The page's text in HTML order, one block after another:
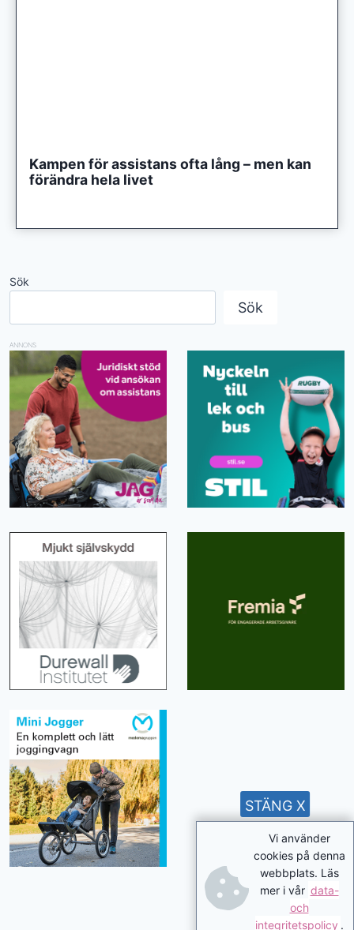
Kampen för assistans ofta lång – men kan
förändra hela livet
Sök
Sök
ANNONS
Vi använder
cookies på denna
webbplats. Läs
mer i vår data-
och
integritetspolicy .
STÄNG X